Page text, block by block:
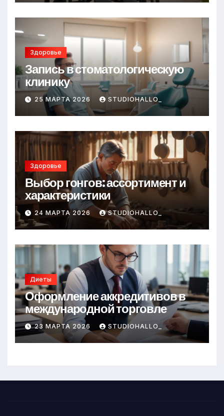
Здоровье
Запись в стоматологическую
клинику
25 МАРТА 2026 STUDIOHALLO_
Здоровье
Выбор гонгов: ассортимент и
характеристики
24 МАРТА 2026 STUDIOHALLO_
Диеты
Оформление аккредитивов в
международной торговле
23 МАРТА 2026 STUDIOHALLO_